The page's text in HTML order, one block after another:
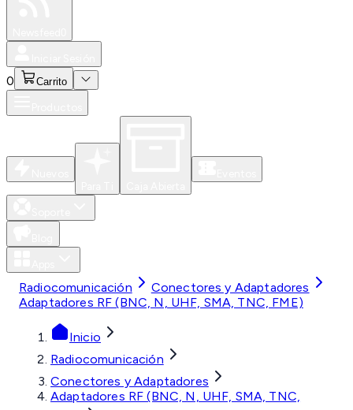
0 Carrito
Radiocomunicación
Conectores y Adaptadores
Adaptadores RF (BNC, N, UHF, SMA, TNC, FME)
Inicio
Radiocomunicación
Conectores y Adaptadores
Adaptadores RF (BNC, N, UHF, SMA, TNC,